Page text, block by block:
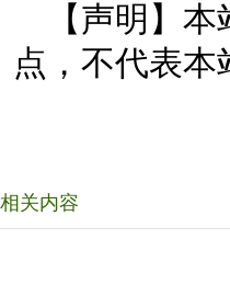
【声明】
点，不代表
相关内容